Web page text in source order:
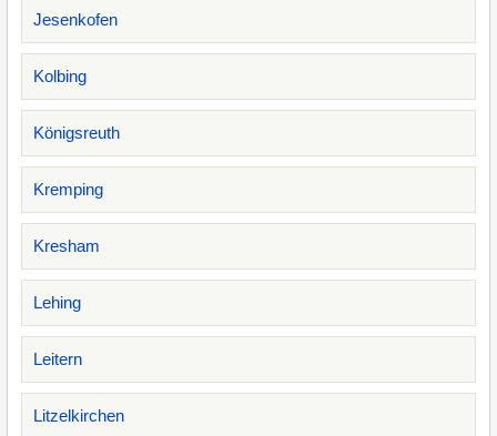
Jesenkofen
Kolbing
Königsreuth
Kremping
Kresham
Lehing
Leitern
Litzelkirchen